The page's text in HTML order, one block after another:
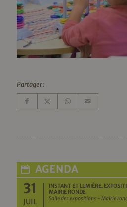
Partager :
AGENDA
31
JUIL
INSTANT ET LUMIÈRE.
MAIRIE RONDE
Salle des expositions - Mairie